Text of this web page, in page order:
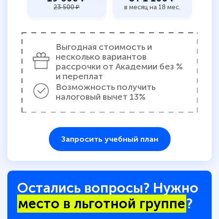
23 500 ₽ в месяц на 18 мес.
Выгодная стоимость и
несколько вариантов
рассрочки от Академии без %
и переплат
Возможность получить
налоговый вычет 13%
Запросить учебный план
Остались вопросы? Нужно
место в льготной группе?